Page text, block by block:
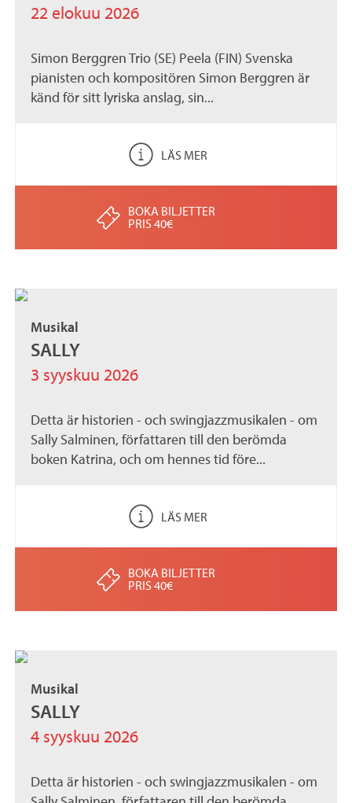
22 elokuu 2026
Simon Berggren Trio (SE) Peela (FIN) Svenska
pianisten och kompositören Simon Berggren är
känd för sitt lyriska anslag, sin...
LÄS MER
BOKA BILJETTER
PRIS 40€
Musikal
SALLY
3 syyskuu 2026
Detta är historien - och swingjazzmusikalen - om
Sally Salminen, författaren till den berömda
boken Katrina, och om hennes tid före...
LÄS MER
BOKA BILJETTER
PRIS 40€
Musikal
SALLY
4 syyskuu 2026
Detta är historien - och swingjazzmusikalen - om